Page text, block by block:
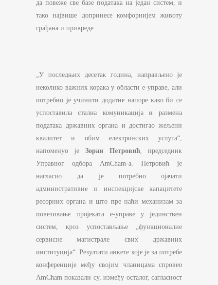
да повеже све базе података на један систем, и
тако највише допринесе комфорнијем животу
грађана и привреде.
„У последњих десетак година, направљено је
неколико важних корака у области е-управе, али
потребно је учинити додатне напоре како би се
успоставила стална комуникација и размена
података државних органа и достигао жељени
квалитет и обим електронских услуга“,
напоменуо је Зоран Петровић, председник
Управног одбора AmCham-а. Петровић је
нагласио да је потребно ојачати
административне и инспекцијске капацитете
ресорних органа и што пре наћи механизам за
повезивање пројеката е-управе у јединствен
систем, кроз успостављање „функционалне
сервисне магистрале свих државних
институција“. Резултати анкете које је за потребе
конференције међу својим чланицама спровео
AmCham показали су, између осталог, сагласност